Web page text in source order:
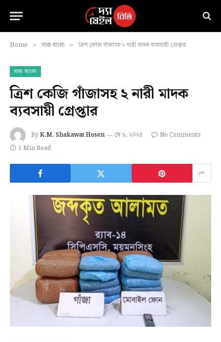
Home » সারা বাংলা » ত্রিশ কেজি গাঁজাসহ ২ নারী মাদক ব্যবসায়ী গ্রেপ্তার
সারা বাংলা
ত্রিশ কেজি গাঁজাসহ ২ নারী মাদক
ব্যবসায়ী গ্রেপ্তার
ByK.M. Shakawat Hosen মে ৬, ২০২৫
No Comments
1 Min Read